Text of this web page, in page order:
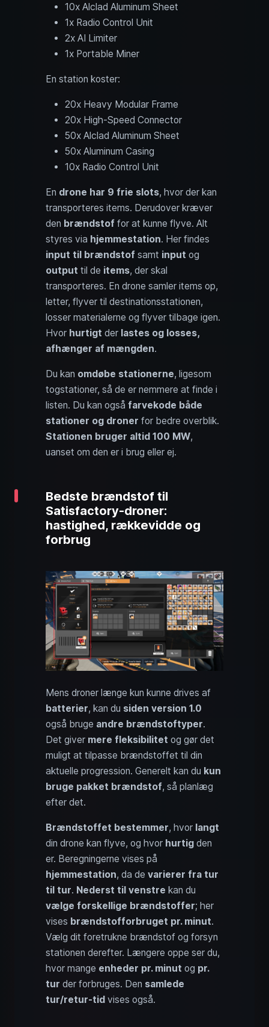
10x Alclad Aluminum Sheet
1x Radio Control Unit
2x AI Limiter
1x Portable Miner
En station koster:
20x Heavy Modular Frame
20x High-Speed Connector
50x Alclad Aluminum Sheet
50x Aluminum Casing
10x Radio Control Unit
En drone har 9 frie slots, hvor der kan
transporteres items. Derudover kræver
den brændstof for at kunne flyve. Alt
styres via hjemmestation. Her findes
input til brændstof samt input og
output til de items, der skal
transporteres. En drone samler items op,
letter, flyver til destinationsstationen,
losser materialerne og flyver tilbage igen.
Hvor hurtigt der lastes og losses,
afhænger af mængden.
Du kan omdøbe stationerne, ligesom
togstationer, så de er nemmere at finde i
listen. Du kan også farvekode både
stationer og droner for bedre overblik.
Stationen bruger altid 100 MW,
uanset om den er i brug eller ej.
Bedste brændstof til
Satisfactory-droner:
hastighed, rækkevidde og
forbrug
Mens droner længe kun kunne drives af
batterier, kan du siden version 1.0
også bruge andre brændstoftyper.
Det giver mere fleksibilitet og gør det
muligt at tilpasse brændstoffet til din
aktuelle progression. Generelt kan du kun
bruge pakket brændstof, så planlæg
efter det.
Brændstoffet bestemmer, hvor langt
din drone kan flyve, og hvor hurtig den
er. Beregningerne vises på
hjemmestation, da de varierer fra tur
til tur. Nederst til venstre kan du
vælge forskellige brændstoffer; her
vises brændstofforbruget pr. minut.
Vælg dit foretrukne brændstof og forsyn
stationen derefter. Længere oppe ser du,
hvor mange enheder pr. minut og pr.
tur der forbruges. Den samlede
tur/retur-tid vises også.